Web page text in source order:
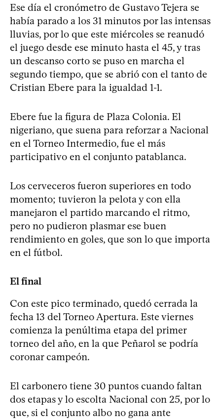
Ese día el cronómetro de Gustavo Tejera se
había parado a los 31 minutos por las intensas
lluvias, por lo que este miércoles se reanudó
el juego desde ese minuto hasta el 45, y tras
un descanso corto se puso en marcha el
segundo tiempo, que se abrió con el tanto de
Cristian Ebere para la igualdad 1-1.
Ebere fue la figura de Plaza Colonia. El
nigeriano, que suena para reforzar a Nacional
en el Torneo Intermedio, fue el más
participativo en el conjunto patablanca.
Los cerveceros fueron superiores en todo
momento; tuvieron la pelota y con ella
manejaron el partido marcando el ritmo,
pero no pudieron plasmar ese buen
rendimiento en goles, que son lo que importa
en el fútbol.
El final
Con este pico terminado, quedó cerrada la
fecha 13 del Torneo Apertura. Este viernes
comienza la penúltima etapa del primer
torneo del año, en la que Peñarol se podría
coronar campeón.
El carbonero tiene 30 puntos cuando faltan
dos etapas y lo escolta Nacional con 25, por lo
que, si el conjunto albo no gana ante